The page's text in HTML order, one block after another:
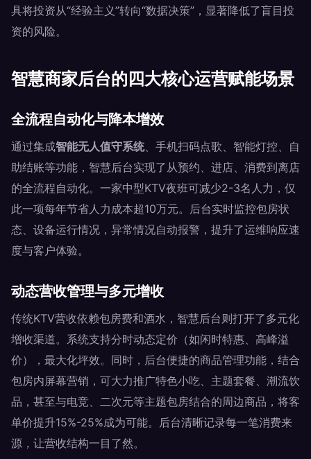
具将投资从“经验主义”转向“数据决策”，显著降低了盲目投
资的风险。
智慧商家后台的四大核心运营赋能场景
全流程自动化与降本增效
通过集成智能无人值守系统、手机扫码点歌、智能灯控、自
助结账等功能，智慧后台实现了从预约、进店、消费到离店
的全流程自动化。一家中型KTV夜班可减少2-3名人力，仅
此一项每年节省人力成本超10万元。后台实时监控包房状
态、设备运行情况，异常情况自动报警，提升了运维响应速
度与客户体验。
动态营收管理与多元增收
传统KTV营收依赖包房费和酒水，智慧后台则打开了多元化
增收渠道。系统支持分时动态定价（如闲时特惠、高峰溢
价），最大化坪效。同时，后台便捷的商品管理功能，结合
包房内屏幕营销，可大力推广特色小吃、主题套餐、潮流饮
品，甚至与电竞、二次元等主题包房结合的周边商品，将客
单价提升15%-25%成为可能。后台清晰记录每一笔消费来
源，让营收结构一目了然。